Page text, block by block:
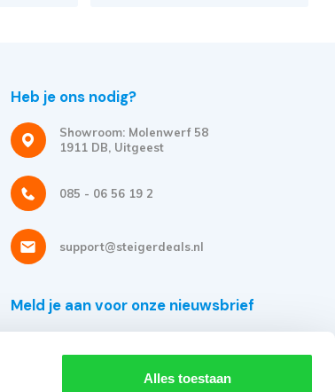
Alles toestaan
Heb je ons nodig?
Showroom: Molenwerf 58
1911 DB, Uitgeest
085 - 06 56 19 2
support@steigerdeals.nl
Meld je aan voor onze nieuwsbrief